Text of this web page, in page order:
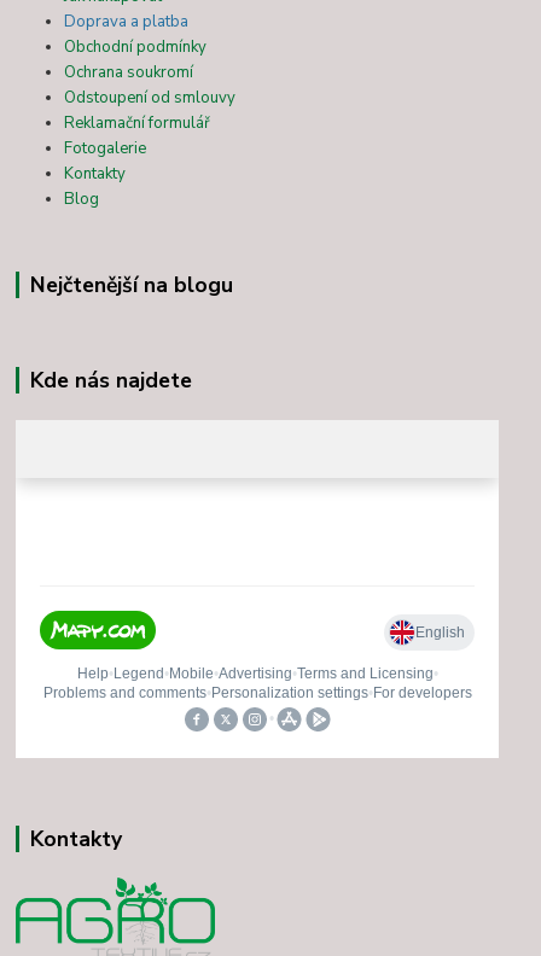
Doprava a platba
Obchodní podmínky
Ochrana soukromí
Odstoupení od smlouvy
Reklamační formulář
Fotogalerie
Kontakty
Blog
Nejčtenější na blogu
Kde nás najdete
Kontakty